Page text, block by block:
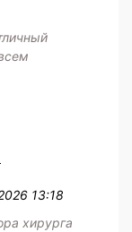
13:18
хирурга